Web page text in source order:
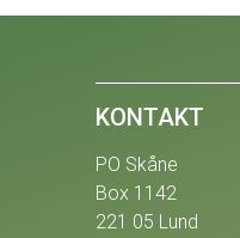
KONTAKT
PO Skåne
Box 1142
221 05 Lund